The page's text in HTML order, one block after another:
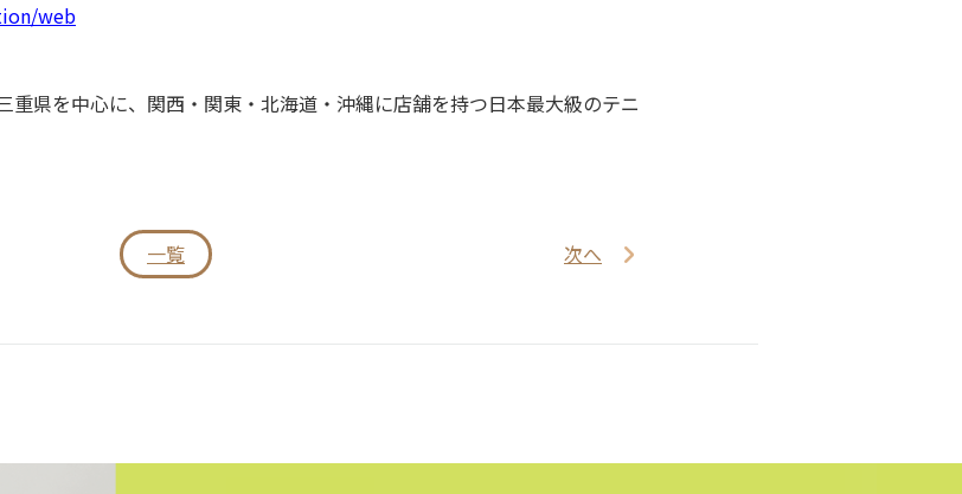
web
重県を中心に、関西・関東・北海道・沖縄に店舗を持つ日本最大級のテニ
一覧 次へ